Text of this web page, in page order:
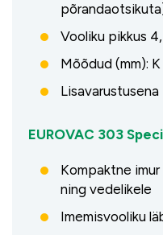
Vooliku pikkus
Mõõdud (mm):
Lisavarustusena
EUROVAC 303
Kompaktne
ning vedelikele
Imemisvooliku